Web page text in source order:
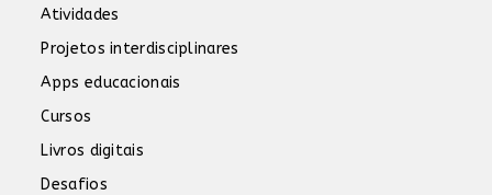
Atividades
Projetos interdisciplinares
Apps educacionais
Cursos
Livros digitais
Desafios